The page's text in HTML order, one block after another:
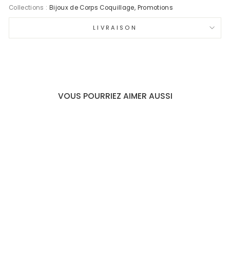
Collections : Bijoux de Corps Coquillage, Promotions
LIVRAISON
VOUS POURRIEZ AIMER AUSSI